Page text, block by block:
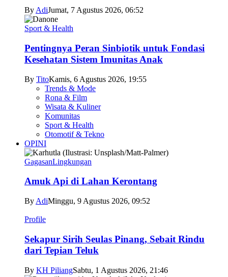
By AdiJumat, 7 Agustus 2026, 06:52
Sport & Health
Pentingnya Peran Sinbiotik untuk Fondasi
Kesehatan Sistem Imunitas Anak
By TitoKamis, 6 Agustus 2026, 19:55
Trends & Mode
Rona & Film
Wisata & Kuliner
Komunitas
Sport & Health
Otomotif & Tekno
OPINI
GagasanLingkungan
Amuk Api di Lahan Kerontang
By AdiMinggu, 9 Agustus 2026, 09:52
Profile
Sekapur Sirih Seulas Pinang, Sebait Rindu
dari Tepian Teluk
By KH PiliangSabtu, 1 Agustus 2026, 21:46